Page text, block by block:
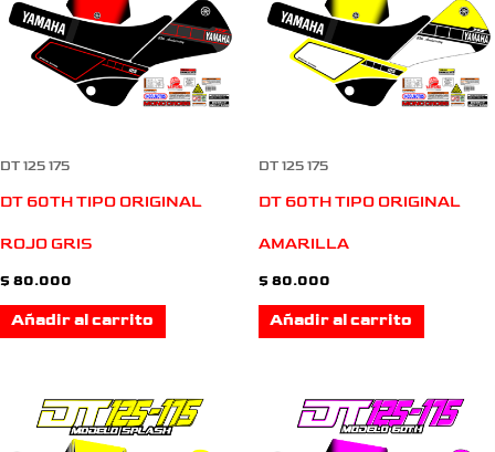
DT 125 175
DT 60TH TIPO ORIGINAL
ROJO GRIS
$ 80.000
Añadir al carrito
DT 125 175
DT 60TH TIPO ORIGINAL
AMARILLA
$ 80.000
Añadir al carrito